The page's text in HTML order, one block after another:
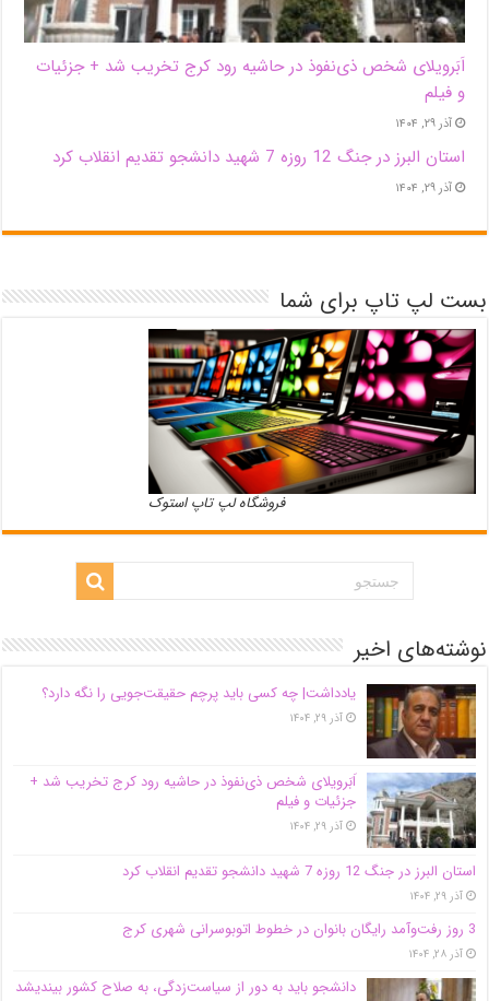
اَبَر‌ویلای شخص ذی‌نفوذ در حاشیه‌ رود کرج تخریب شد + جزئیات
و فیلم
آذر ۲۹, ۱۴۰۴
استان البرز در جنگ 12 روزه 7 شهید دانشجو تقدیم انقلاب کرد
آذر ۲۹, ۱۴۰۴
بست لپ تاپ برای شما
فروشگاه لپ تاپ استوک
نوشته‌های اخیر
یادداشت| ‌چه کسی باید پرچم حقیقت‌جویی را نگه دارد؟
آذر ۲۹, ۱۴۰۴
اَبَر‌ویلای شخص ذی‌نفوذ در حاشیه‌ رود کرج تخریب شد +
جزئیات و فیلم
آذر ۲۹, ۱۴۰۴
استان البرز در جنگ 12 روزه 7 شهید دانشجو تقدیم انقلاب کرد
آذر ۲۹, ۱۴۰۴
3 روز رفت‌وآمد رایگان بانوان در خطوط اتوبوسرانی شهری کرج
آذر ۲۸, ۱۴۰۴
دانشجو باید به دور از سیاست‌زدگی، به صلاح کشور بیندیشد